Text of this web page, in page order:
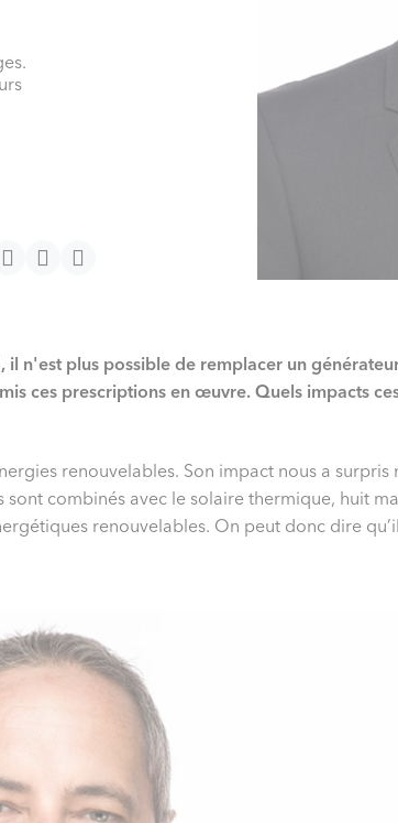
n'est plus possible de remplacer un
ces prescriptions en œuvre. Quels impacts
renouvelables. Son impact nous a
combinés avec le solaire thermique, huit
renouvelables. On peut donc dire